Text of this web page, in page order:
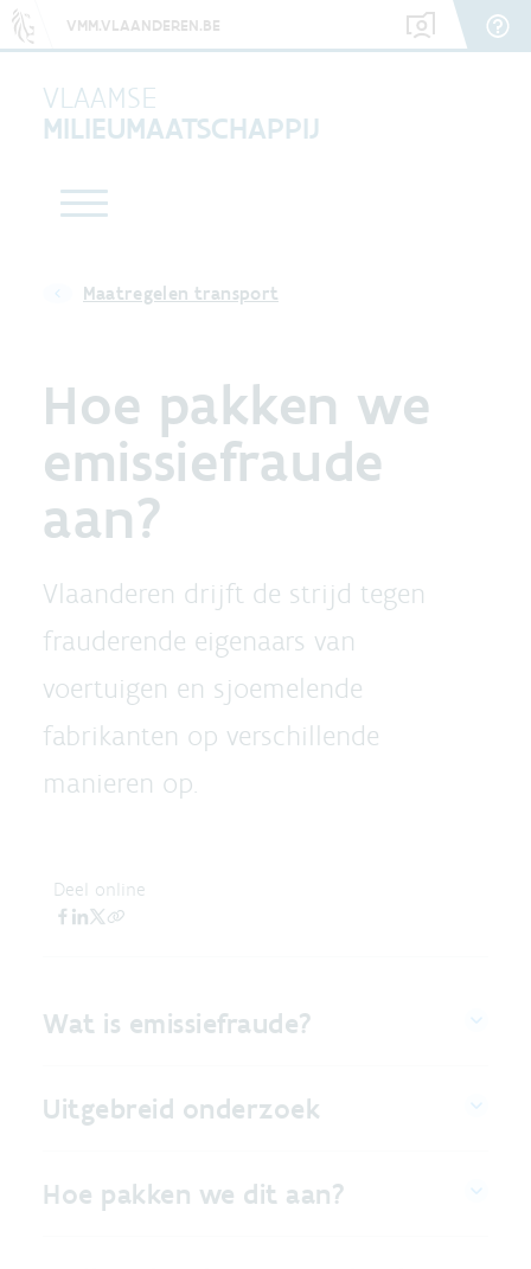
VMM.VLAANDEREN.BE
VLAAMSE
MILIEUMAATSCHAPPIJ
Maatregelen transport
Hoe pakken we
emissiefraude
aan?
Vlaanderen drijft de strijd tegen
frauderende eigenaars van
voertuigen en sjoemelende
fabrikanten op verschillende
manieren op.
Deel online
Wat is emissiefraude?
Uitgebreid onderzoek
Hoe pakken we dit aan?